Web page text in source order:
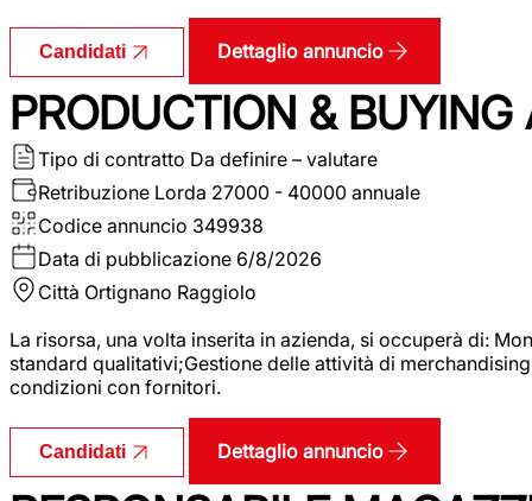
Candidati Dettaglio annuncio
PRODUCTION & BUYING
Tipo di contratto Da definire – valutare
Retribuzione Lorda 27000 - 40000 annuale
Codice annuncio 349938
Data di pubblicazione 6/8/2026
Città Ortignano Raggiolo
La risorsa, una volta inserita in azienda, si occuperà di:
standard qualitativi;Gestione delle attività di
condizioni con fornitori.
Candidati Dettaglio annuncio